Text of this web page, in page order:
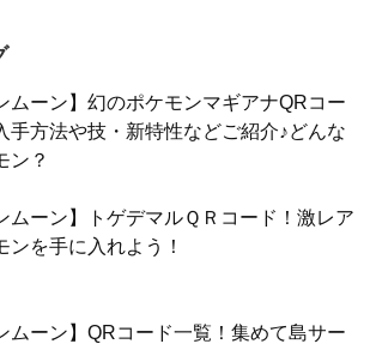
ムーン】幻のポケモンマギアナQRコー
手方法や技・新特性などご紹介♪どんな
ン？
ムーン】トゲデマルＱＲコード！激レア
ンを手に入れよう！
ムーン】QRコード一覧！集めて島サー